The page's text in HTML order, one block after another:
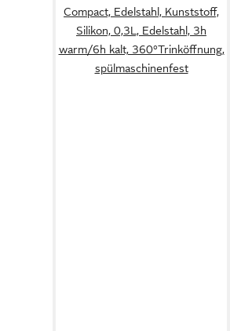
Compact, Edelstahl, Kunststoff,
Silikon, 0,3L, Edelstahl, 3h
warm/6h kalt, 360°Trinköffnung,
spülmaschinenfest